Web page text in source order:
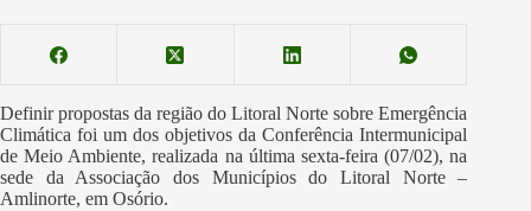
Definir propostas da região do Litoral Norte sobre Emergência
Climática foi um dos objetivos da Conferência Intermunicipal
de Meio Ambiente, realizada na última sexta-feira (07/02), na
sede da Associação dos Municípios do Litoral Norte –
Amlinorte, em Osório.